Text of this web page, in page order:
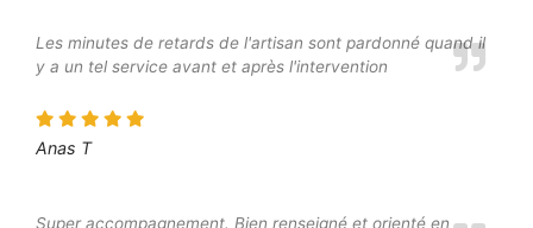
Les minutes de retards de l'artisan sont pardonné quand il
y a un tel service avant et après l'intervention
Anas T
Super accompagnement. Bien renseigné et orienté en